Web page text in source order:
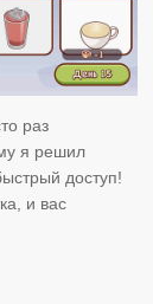
раз
я решил
доступ!
и вас